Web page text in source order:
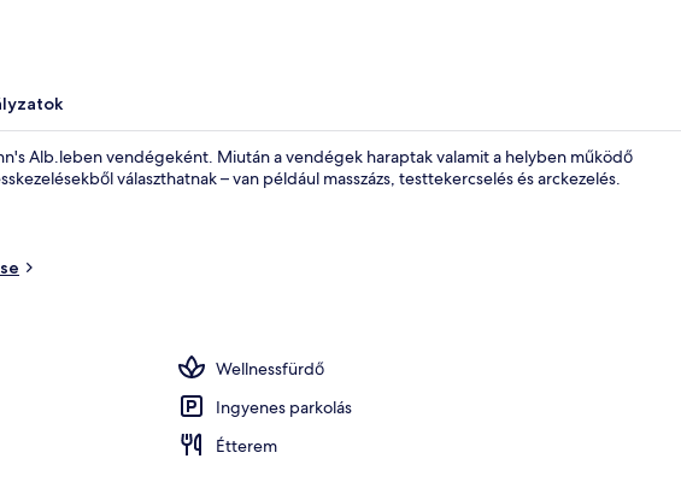
Faház |
Alb.leben vendégeként. Miután a vendégek haraptak valamit a helyben működő
választhatnak – van például masszázs, testtekercselés és arckezelés.
Wellnessfürdő
Ingyenes parkolás
Étterem